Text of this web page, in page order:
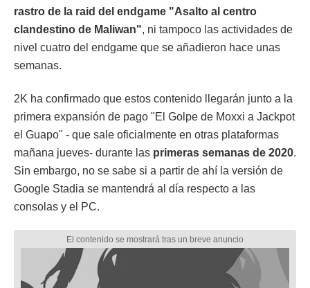
rastro de la raid del endgame "Asalto al centro
clandestino de Maliwan", ni tampoco las actividades de
nivel cuatro del endgame que se añadieron hace unas
semanas.
2K ha confirmado que estos contenido llegarán junto a la
primera expansión de pago "El Golpe de Moxxi a Jackpot
el Guapo" - que sale oficialmente en otras plataformas
mañana jueves- durante las primeras semanas de 2020.
Sin embargo, no se sabe si a partir de ahí la versión de
Google Stadia se mantendrá al día respecto a las
consolas y el PC.